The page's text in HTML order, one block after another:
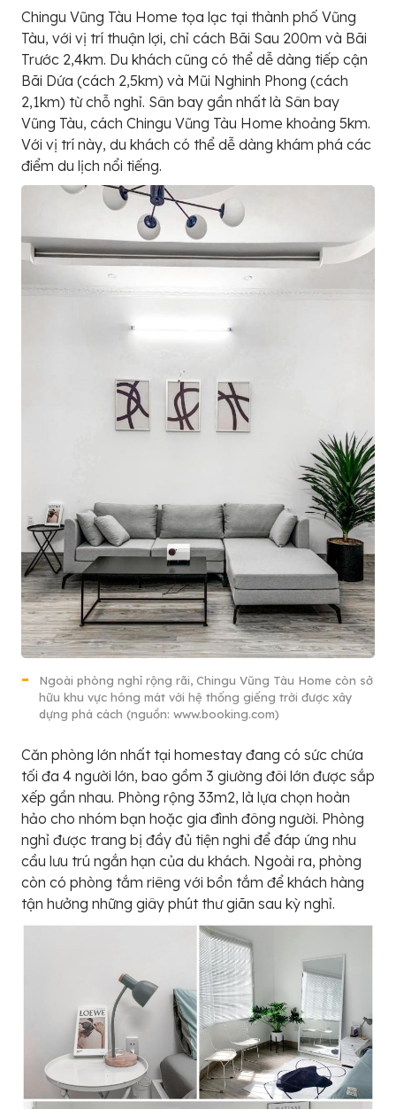
Chingu Vũng Tàu Home tọa lạc tại thành phố Vũng
Tàu, với vị trí thuận lợi, chỉ cách Bãi Sau 200m và Bãi
Trước 2,4km. Du khách cũng có thể dễ dàng tiếp cận
Bãi Dứa (cách 2,5km) và Mũi Nghinh Phong (cách
2,1km) từ chỗ nghỉ. Sân bay gần nhất là Sân bay
Vũng Tàu, cách Chingu Vũng Tàu Home khoảng 5km.
Với vị trí này, du khách có thể dễ dàng khám phá các
điểm du lịch nổi tiếng.
Ngoài phòng nghỉ rộng rãi, Chingu Vũng Tàu Home còn sở
hữu khu vực hóng mát với hệ thống giếng trời được xây
dựng phá cách (nguồn: www.booking.com)
Căn phòng lớn nhất tại homestay đang có sức chứa
tối đa 4 người lớn, bao gồm 3 giường đôi lớn được sắp
xếp gần nhau. Phòng rộng 33m2, là lựa chọn hoàn
hảo cho nhóm bạn hoặc gia đình đông người. Phòng
nghỉ được trang bị đầy đủ tiện nghi để đáp ứng nhu
cầu lưu trú ngắn hạn của du khách. Ngoài ra, phòng
còn có phòng tắm riêng với bồn tắm để khách hàng
tận hưởng những giây phút thư giãn sau kỳ nghỉ.